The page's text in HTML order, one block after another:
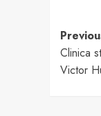
Post
Clinica
Victor